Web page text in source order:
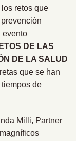
retos que
evento
DE LAS
DE LA SALUD
que se han
de
Milli, Partner